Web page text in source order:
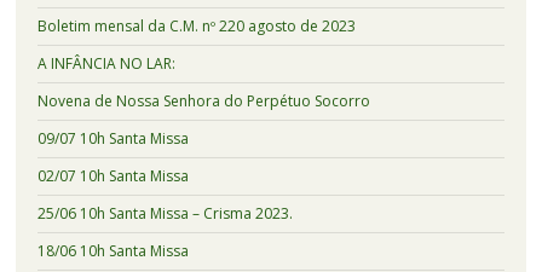
Boletim mensal da C.M. nº 220 agosto de 2023
A INFÂNCIA NO LAR:
Novena de Nossa Senhora do Perpétuo Socorro
09/07 10h Santa Missa
02/07 10h Santa Missa
25/06 10h Santa Missa – Crisma 2023.
18/06 10h Santa Missa